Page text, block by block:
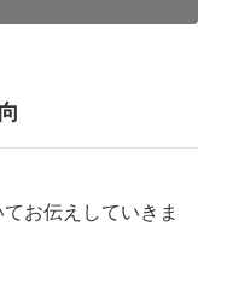
お伝えしていきま